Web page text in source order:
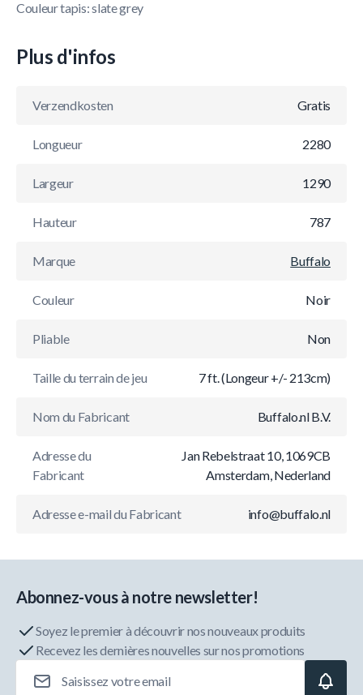
Couleur tapis: slate grey
Plus d'infos
Verzendkosten Gratis
Longueur 2280
Largeur 1290
Hauteur 787
Marque Buffalo
Couleur Noir
Pliable Non
Taille du terrain de jeu 7 ft. (Longeur +/- 213cm)
Nom du Fabricant Buffalo.nl B.V.
Adresse du
Fabricant
Jan Rebelstraat 10, 1069CB
Amsterdam, Nederland
Adresse e-mail du Fabricant info@buffalo.nl
Abonnez-vous à notre newsletter!
Soyez le premier à découvrir nos nouveaux produits
Recevez les dernières nouvelles sur nos promotions